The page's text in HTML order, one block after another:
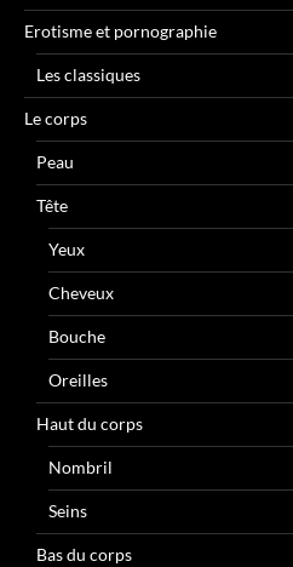
Erotisme et pornographie
Les classiques
Le corps
Peau
Tête
Yeux
Cheveux
Bouche
Oreilles
Haut du corps
Nombril
Seins
Bas du corps